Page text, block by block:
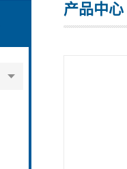
产品中心